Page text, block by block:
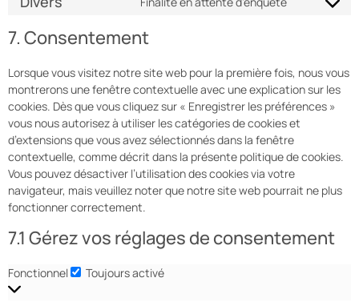
7. Consentement
Lorsque vous visitez notre site web pour la première fois, nous vous
montrerons une fenêtre contextuelle avec une explication sur les
cookies. Dès que vous cliquez sur « Enregistrer les préférences »
vous nous autorisez à utiliser les catégories de cookies et
d’extensions que vous avez sélectionnés dans la fenêtre
contextuelle, comme décrit dans la présente politique de cookies.
Vous pouvez désactiver l’utilisation des cookies via votre
navigateur, mais veuillez noter que notre site web pourrait ne plus
fonctionner correctement.
7.1 Gérez vos réglages de consentement
Fonctionnel Toujours activé